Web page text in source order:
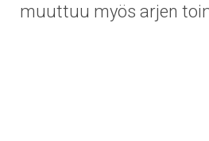
muuttuu myös arjen